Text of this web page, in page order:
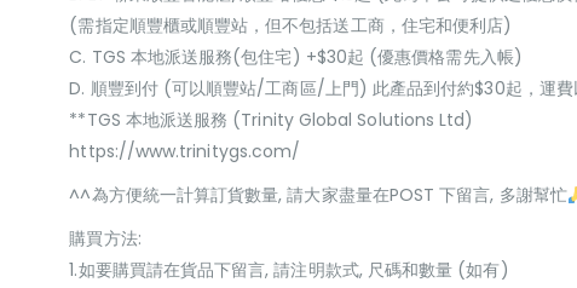
(需指定順豐櫃或順豐站，但不包括送工商，住宅和便利店)
C. TGS 本地派送服務(包住宅) +$30起 (優惠價格需先入帳)
D. 順豐到付 (可以順豐站/工商區/上門) 此產品到付約$30起，運費
**TGS 本地派送服務 (Trinity Global Solutions Ltd)
https://www.trinitygs.com/
^^為方便統一計算訂貨數量, 請大家盡量在POST 下留言, 多謝幫忙
購買方法:
1.如要購買請在貨品下留言, 請注明款式, 尺碼和數量 (如有)